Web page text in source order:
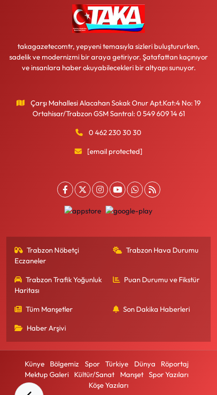
takagazetecomtr, yepyeni temasıyla sizleri buluştururken,
sadelik ve modernizmi bir araya getiriyor. Şatafattan kaçınıyor
ve insanlara haber okuyabilecekleri bir altyapı sunuyor.
Çarşı Mahallesi Alacahan Sokak Onur Apt.Kat:4 No: 19
Ortahisar/Trabzon GSM Santral: 0 549 609 14 61
0 462 230 30 30
[email protected]
Trabzon Nöbetçi
Eczaneler
Trabzon Hava Durumu
Trabzon Trafik Yoğunluk
Haritası
Puan Durumu ve Fikstür
Tüm Manşetler Son Dakika Haberleri
Haber Arşivi
Künye Bölgemiz Spor Türkiye Dünya
Röportaj
Mektup Galeri
Kültür/Sanat Manşet
Spor Yazıları
Köşe Yazıları